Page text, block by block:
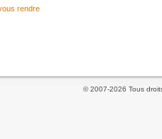
rendre
© 2007-2026 Tous